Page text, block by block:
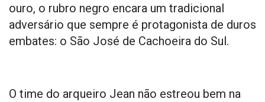
ouro, o rubro negro encara um tradicional
adversário que sempre é protagonista de duros
embates: o São José de Cachoeira do Sul.
O time do arqueiro Jean não estreou bem na